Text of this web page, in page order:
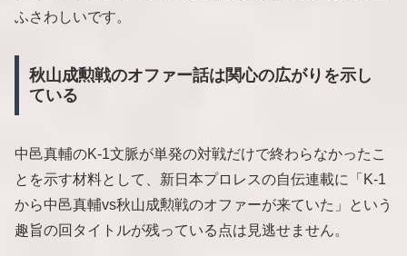
ふさわしいです。
秋山成勲戦のオファー話は関心の広がりを示し
ている
中邑真輔のK-1文脈が単発の対戦だけで終わらなかったこ
とを示す材料として、新日本プロレスの自伝連載に「K-1
から中邑真輔vs秋山成勲戦のオファーが来ていた」という
趣旨の回タイトルが残っている点は見逃せません。